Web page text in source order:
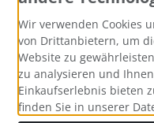
Zahlungsmethoden
Social Media
Wir verwenden Cookies
von Drittanbietern, um
Website zu
zu analysieren und
Einkaufserlebnis bieten
finden Sie in unserer